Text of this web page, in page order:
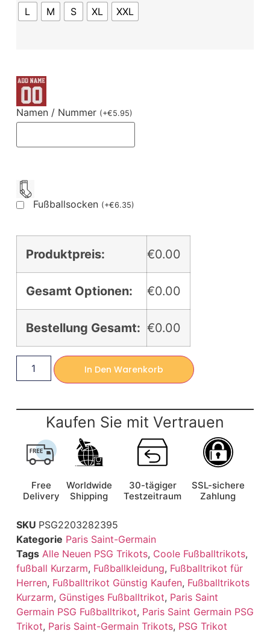
L M S XL XXL
Namen / Nummer (+€5.95)
Fußballsocken (+€6.35)
Produktpreis: €0.00
Gesamt Optionen: €0.00
Bestellung Gesamt: €0.00
In Den Warenkorb
Kaufen Sie mit Vertrauen
Free
Delivery
Worldwide
Shipping
30-tägiger
Testzeitraum
SSL-sichere
Zahlung
SKU PSG2203282395
Kategorie Paris Saint-Germain
Tags Alle Neuen PSG Trikots, Coole Fußballtrikots,
fußball Kurzarm, Fußballkleidung, Fußballtrikot für
Herren, Fußballtrikot Günstig Kaufen, Fußballtrikots
Kurzarm, Günstiges Fußballtrikot, Paris Saint
Germain PSG Fußballtrikot, Paris Saint Germain PSG
Trikot, Paris Saint-Germain Trikots, PSG Trikot